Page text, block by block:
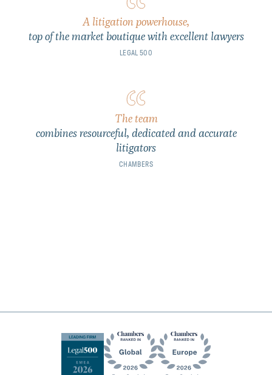
A litigation powerhouse,
top of the market boutique with excellent lawyers
LEGAL 500
The team
combines resourceful, dedicated and accurate
litigators
CHAMBERS